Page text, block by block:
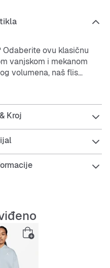
ovu klasičnu
vanjskom i mekanom
volumena, naš flis
udobnosti u
Kroj